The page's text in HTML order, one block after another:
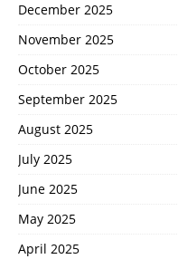
December 2025
November 2025
October 2025
September 2025
August 2025
July 2025
June 2025
May 2025
April 2025